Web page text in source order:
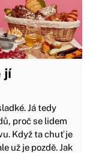
jí
Já tedy
proč se lidem
Když ta chuť je
už je pozdě. Jak